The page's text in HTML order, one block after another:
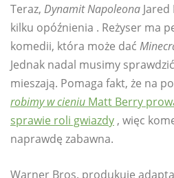
Teraz, Dynamit Napoleona
kilku opóźnienia . Reżyser ma
komedii, która może dać
Jednak nadal musimy
mieszają. Pomaga fakt, że na
robimy w cieniu Matt Berry
sprawie roli gwiazdy , więc
naprawdę zabawna.
Warner Bros. produkuje